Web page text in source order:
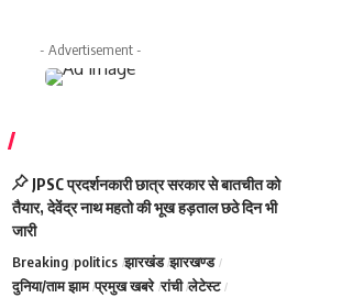
- Advertisement -
JPSC प्रदर्शनकारी छात्र सरकार से बातचीत को
तैयार, देवेंद्र नाथ महतो की भूख हड़ताल छठे दिन भी
जारी
Breaking politics झारखंड झारखण्ड
दुनिया/ताम झाम प्रमुख खबरे रांची लेटेस्ट